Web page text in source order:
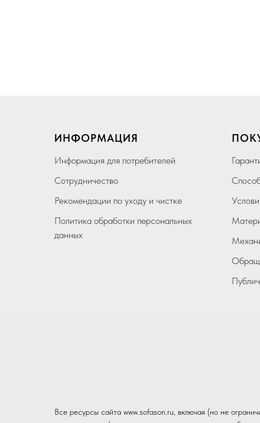
ИНФОРМАЦИЯ
Информация для потребителей
Сотрудничество
Рекомендации по уходу и чистке
Политика обработки персональных
данных
Все ресурсы сайта www.sofason.ru, включая (но не